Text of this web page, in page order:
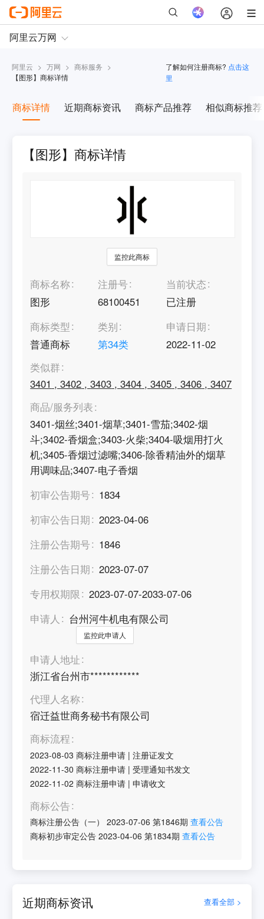
阿里云 > 万网 > 商标服务 >
【图形】商标详情
了解如何注册商标? 点击这
里
商标详情 近期商标资讯 商标产品推荐 相似商标推荐
【图形】商标详情
监控此商标
商标名称
图形
注册号
68100451
当前状态
已注册
商标类型
普通商标
类别
第34类
申请日期
2022-11-02
类似群
3401 ,3402 ,3403 ,3404 ,3405 ,3406 ,3407
商品/服务列表
3401-烟丝;3401-烟草;3401-雪茄;3402-烟
斗;3402-香烟盒;3403-火柴;3404-吸烟用打火
机;3405-香烟过滤嘴;3406-除香精油外的烟草
用调味品;3407-电子香烟
初审公告期号
1834
初审公告日期
2023-04-06
注册公告期号
1846
注册公告日期
2023-07-07
专用权期限
2023-07-07-2033-07-06
申请人
台州河牛机电有限公司
监控此申请人
申请人地址
浙江省台州市************
代理人名称
宿迁益世商务秘书有限公司
商标流程
2023-08-03 商标注册申请 |注册证发文
2022-11-30 商标注册申请 |受理通知书发文
2022-11-02 商标注册申请 |申请收文
商标公告
商标注册公告（一） 2023-07-06 第1846期 查看公告
商标初步审定公告 2023-04-06 第1834期 查看公告
近期商标资讯 查看全部 >